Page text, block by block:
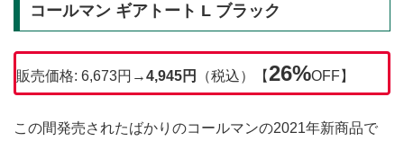
コールマン ギアトート L ブラック
販売価格: 6,673円→4,945円 （税込）【26%OFF】
この間発売されたばかりのコールマンの2021年新商品で